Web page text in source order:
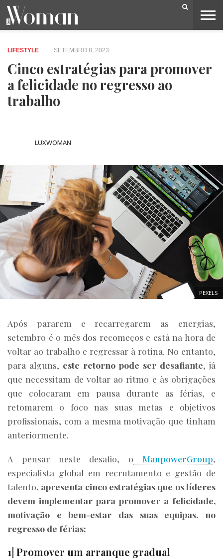
BELEZA
CAPA
LIFESTYLE
MODA
OPINIÃO
PESSOAS
SOCIEDADE
VIDEOS
LIFESTYLE SETEMBRO 8, 2023
Cinco estratégias para promover
a felicidade no regresso ao
trabalho
LUXWOMAN
PEXELS
Após pararem e recarregarem as energias,
setembro é o mês dos recomeços e está na hora de
voltar ao trabalho e regressar à rotina. No entanto,
para alguns, este retorno pode ser desafiante, já
que necessitam de voltar ao ritmo e às obrigações
que colocaram em pausa durante as férias, e
retomarem o foco nas suas metas e objetivos
profissionais, com a mesma motivação que tinham
anteriormente.
A pensar neste desafio, o ManpowerGroup,
especialista global em recrutamento e gestão de
talento, apresenta cinco estratégias que os líderes
devem implementar para promover a felicidade,
motivação e bem-estar das suas equipas, no
regresso de férias:
1| Promover um arranque gradual